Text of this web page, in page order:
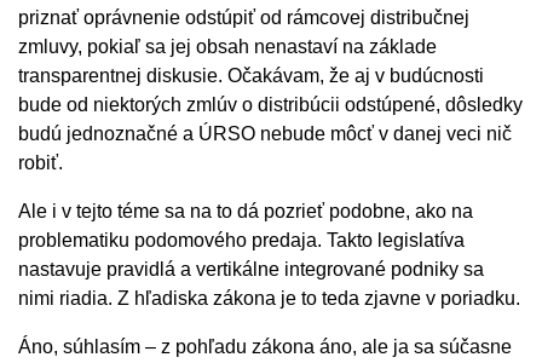
priznať oprávnenie odstúpiť od rámcovej distribučnej
zmluvy, pokiaľ sa jej obsah nenastaví na základe
transparentnej diskusie. Očakávam, že aj v budúcnosti
bude od niektorých zmlúv o distribúcii odstúpené, dôsledky
budú jednoznačné a ÚRSO nebude môcť v danej veci nič
robiť.
Ale i v tejto téme sa na to dá pozrieť podobne, ako na
problematiku podomového predaja. Takto legislatíva
nastavuje pravidlá a vertikálne integrované podniky sa
nimi riadia. Z hľadiska zákona je to teda zjavne v poriadku.
Áno, súhlasím – z pohľadu zákona áno, ale ja sa súčasne